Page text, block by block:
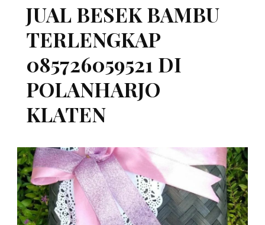
JUAL BESEK BAMBU
TERLENGKAP
085726059521 DI
POLANHARJO
KLATEN